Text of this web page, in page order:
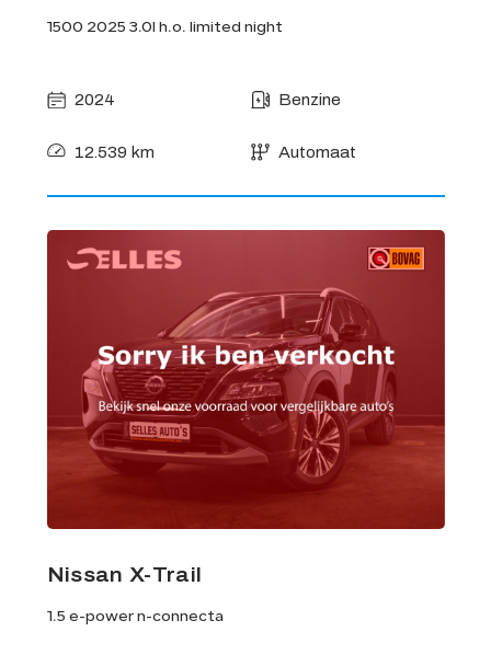
1500 2025 3.0l h.o. limited night
2024 Benzine
12.539 km Automaat
Nissan X-Trail
1.5 e-power n-connecta